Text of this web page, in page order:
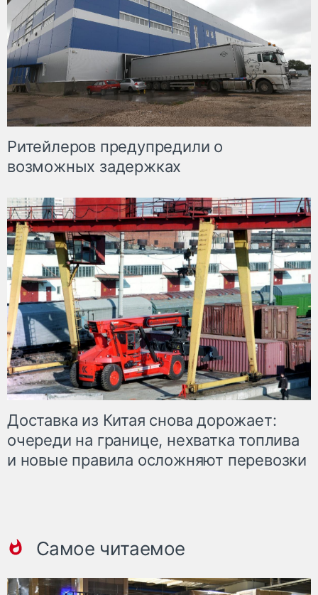
Ритейлеров предупредили о
возможных задержках
Доставка из Китая снова дорожает:
очереди на границе, нехватка топлива
и новые правила осложняют перевозки
Самое читаемое